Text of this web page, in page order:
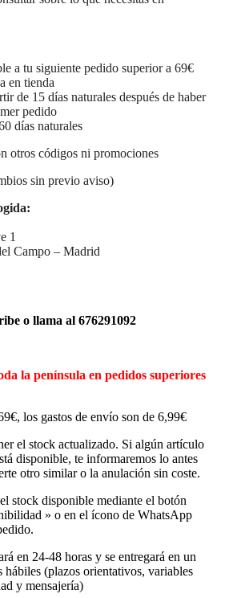
a tu siguiente pedido superior a 69€
en tienda
de 15 días naturales después de haber
pedido
días naturales
otros códigos ni promociones
sin previo aviso)
1
Campo – Madrid
o llama al 676291092
la península en pedidos superiores
los gastos de envío son de 6,99€
el stock actualizado. Si algún artículo
disponible, te informaremos lo antes
otro similar o la anulación sin coste.
stock disponible mediante el botón
» o en el ícono de WhatsApp
en 24-48 horas y se entregará en un
hábiles (plazos orientativos, variables
y mensajería)